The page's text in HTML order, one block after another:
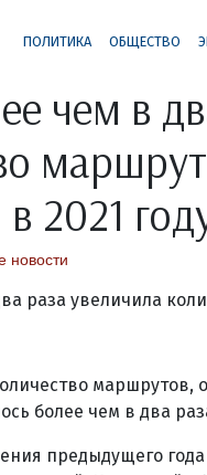
ПОЛИТИКА ОБЩЕСТВО
чем в
2021
новости
маршрутов,
более чем в два
предыдущего